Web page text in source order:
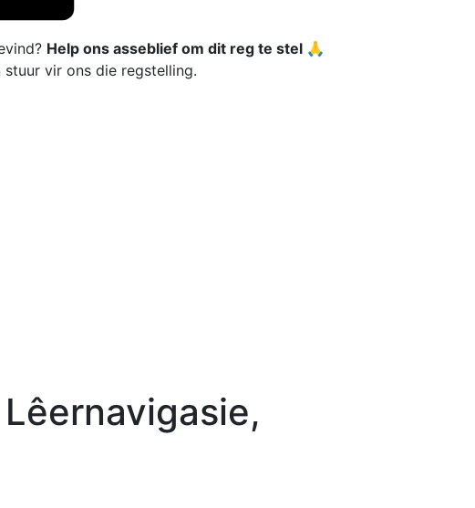
Help ons asseblief om dit reg te stel 🙏
stuur vir ons die regstelling.